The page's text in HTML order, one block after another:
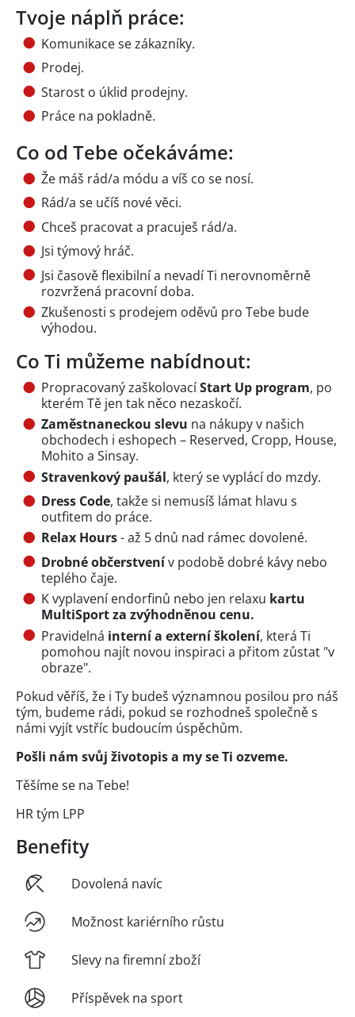
Tvoje náplň práce:
Komunikace se zákazníky.
Prodej.
Starost o úklid prodejny.
Práce na pokladně.
Co od Tebe očekáváme:
Že máš rád/a módu a víš co se nosí.
Rád/a se učíš nové věci.
Chceš pracovat a pracuješ rád/a.
Jsi týmový hráč.
Jsi časově flexibilní a nevadí Ti nerovnoměrně
rozvržená pracovní doba.
Zkušenosti s prodejem oděvů pro Tebe bude
výhodou.
Co Ti můžeme nabídnout:
Propracovaný zaškolovacíStart Up program, po
kterém Tě jen tak něco nezaskočí.
Zaměstnaneckou slevu na nákupy v našich
obchodech i eshopech – Reserved, Cropp, House,
Mohito a Sinsay.
Stravenkový paušál, který se vyplácí do mzdy.
Dress Code, takže si nemusíš lámat hlavu s
outfitem do práce.
Relax Hours- až 5 dnů nad rámec dovolené.
Drobné občerstvenív podobě dobré kávy nebo
teplého čaje.
K vyplavení endorfinů nebo jen relaxu kartu
MultiSport za zvýhodněnou cenu.
Pravidelná interní a externí školení, která Ti
pomohou najít novou inspiraci a přitom zůstat "v
obraze".
Pokud věříš, že i Ty budeš významnou posilou pro náš
tým, budeme rádi, pokud se rozhodneš společně s
námi vyjít vstříc budoucím úspěchům.
Pošli nám svůj životopis a my se Ti ozveme.
Těšíme se na Tebe!
HR tým LPP
Benefity
Dovolená navíc
Možnost kariérního růstu
Slevy na firemní zboží
Příspěvek na sport